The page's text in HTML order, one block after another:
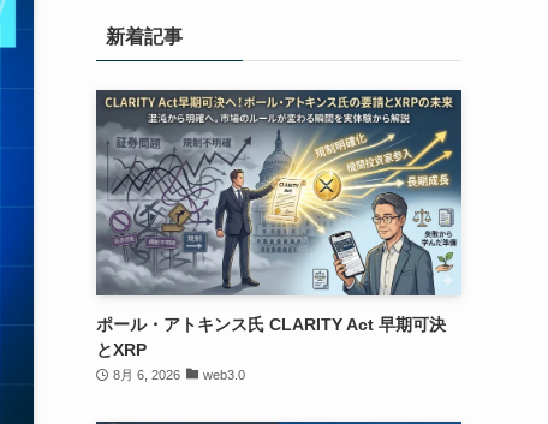
新着記事
ポール・アトキンス氏 CLARITY Act 早期可決
とXRP
8月 6, 2026 web3.0